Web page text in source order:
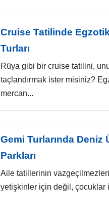
Cruise Tatilinde
Turları
Rüya gibi bir cruise tatilini,
taçlandırmak ister misiniz?
mercan...
Gemi Turlarında
Parkları
Aile tatillerinin
yetişkinler için değil, çocuklar